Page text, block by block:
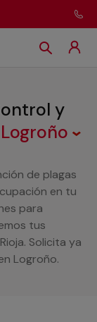
y
Logroño
de plagas
en tu
para
tus
Solicita ya
Logroño.